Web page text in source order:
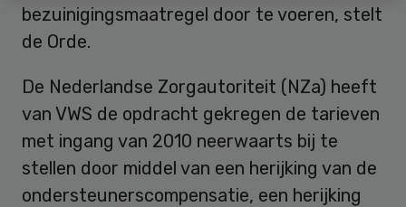
bezuinigingsmaatregel door te voeren, stelt
de Orde.
De Nederlandse Zorgautoriteit (NZa) heeft
van VWS de opdracht gekregen de tarieven
met ingang van 2010 neerwaarts bij te
stellen door middel van een herijking van de
ondersteunerscompensatie, een herijking